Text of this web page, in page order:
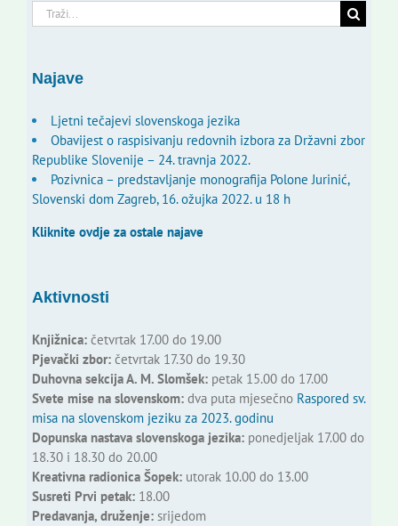
Traži...
Najave
Ljetni tečajevi slovenskoga jezika
Obavijest o raspisivanju redovnih izbora za Državni zbor
Republike Slovenije – 24. travnja 2022.
Pozivnica – predstavljanje monografija Polone Jurinić,
Slovenski dom Zagreb, 16. ožujka 2022. u 18 h
Kliknite ovdje za ostale najave
Aktivnosti
Knjižnica:četvrtak 17.00 do 19.00
Pjevački zbor:četvrtak 17.30 do 19.30
Duhovna sekcija A. M. Slomšek:petak 15.00 do 17.00
Svete mise na slovenskom:dva puta mjesečno Raspored sv.
misa na slovenskom jeziku za 2023. godinu
Dopunska nastava slovenskoga jezika:ponedjeljak 17.00 do
18.30 i 18.30 do 20.00
Kreativna radionica Šopek:utorak 10.00 do 13.00
Susreti Prvi petak:18.00
Predavanja, druženje:srijedom